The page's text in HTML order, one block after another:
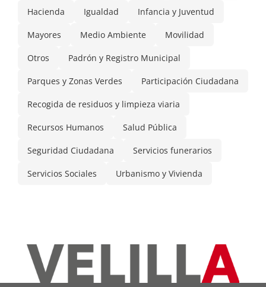
Hacienda Igualdad Infancia y Juventud
Mayores Medio Ambiente Movilidad
Otros Padrón y Registro Municipal
Parques y Zonas Verdes Participación Ciudadana
Recogida de residuos y limpieza viaria
Recursos Humanos Salud Pública
Seguridad Ciudadana Servicios funerarios
Servicios Sociales Urbanismo y Vivienda